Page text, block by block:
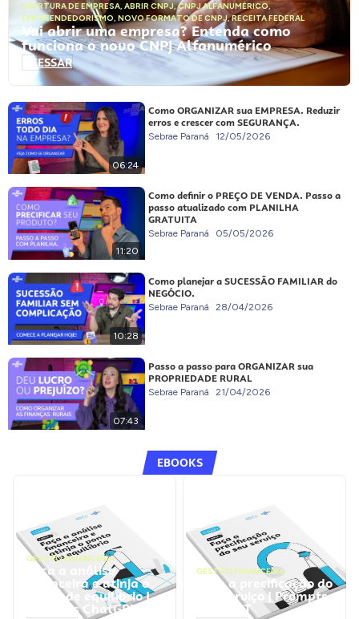
ABERTURA DE EMPRESA, ABRIR CNPJ,CNPJ ALFANUMÉRICO,
EMPREENDEDORISMO, NOVO FORMATO DE CNPJ,RECEITA FEDERAL
Vai abrir uma empresa? Entenda como
funciona o novo CNPJ Alfanumérico
ACESSAR
06:24
Como ORGANIZAR sua EMPRESA. Reduzir
erros e crescer com SEGURANÇA.
Sebrae Paraná 12/05/2026
11:20
Como definir o PREÇO DE VENDA. Passo a
passo atualizado com PLANILHA
GRATUITA
Sebrae Paraná 05/05/2026
10:28
Como planejar a SUCESSÃO FAMILIAR do
NEGÓCIO.
Sebrae Paraná 28/04/2026
07:43
Passo a passo para ORGANIZAR sua
PROPRIEDADE RURAL
Sebrae Paraná 21/04/2026
EBOOKS
GESTÃO FINANCEIRA
Faça a análise
financeira e atinja o
ponto de equilíbrio |
Prompts ChatGPT
GESTÃO FINANCEIRA
Faça a precificação do
seu serviço | Prompts
ChatGPT